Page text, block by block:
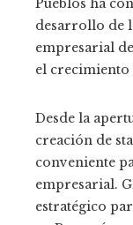
Pueblos ha
desarrollo de
empresarial
el crecimiento
Desde la
creación de
conveniente
empresarial.
estratégico